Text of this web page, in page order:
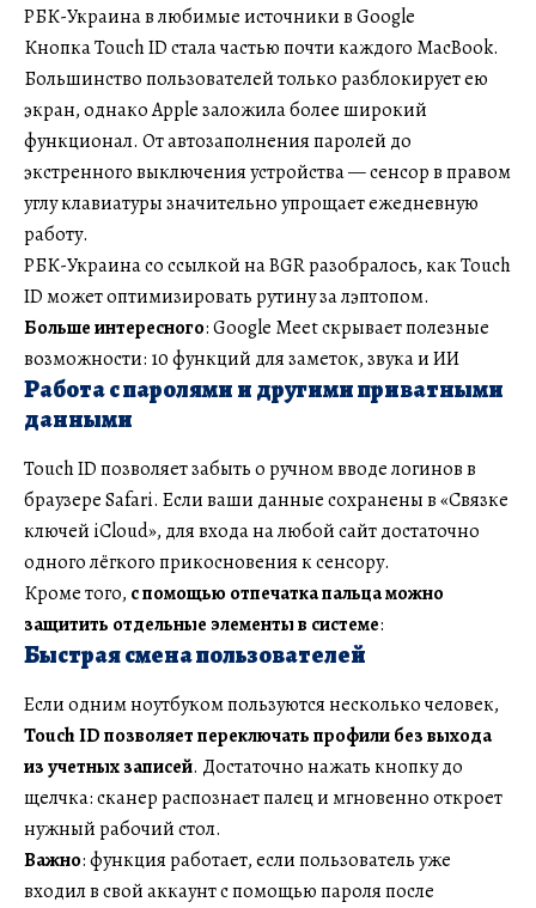
РБК-Украина в любимые источники в Google
Кнопка Touch ID стала частью почти каждого MacBook.
Большинство пользователей только разблокирует ею
экран, однако Apple заложила более широкий
функционал. От автозаполнения паролей до
экстренного выключения устройства — сенсор в правом
углу клавиатуры значительно упрощает ежедневную
работу.
РБК-Украина со ссылкой на BGR разобралось, как Touch
ID может оптимизировать рутину за лэптопом.
Больше интересного: Google Meet скрывает полезные
возможности: 10 функций для заметок, звука и ИИ
Работа с паролями и другими приватными
данными
Touch ID позволяет забыть о ручном вводе логинов в
браузере Safari. Если ваши данные сохранены в «Связке
ключей iCloud», для входа на любой сайт достаточно
одного лёгкого прикосновения к сенсору.
Кроме того, с помощью отпечатка пальца можно
защитить отдельные элементы в системе:
Быстрая смена пользователей
Если одним ноутбуком пользуются несколько человек,
Touch ID позволяет переключать профили без выхода
из учетных записей. Достаточно нажать кнопку до
щелчка: сканер распознает палец и мгновенно откроет
нужный рабочий стол.
Важно: функция работает, если пользователь уже
входил в свой аккаунт с помощью пароля после